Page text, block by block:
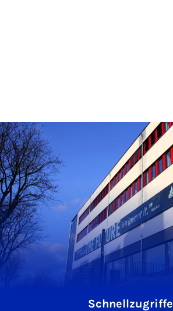
Schnellzugriffe